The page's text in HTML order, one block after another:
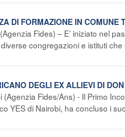
DI FORMAZIONE IN COMUNE
Fides) – E’ iniziato nel
congregazioni e istituti
DEGLI EX ALLIEVI DI
(Agenzia Fides/Ans) - Il Primo
YES di Nairobi, ha concluso i